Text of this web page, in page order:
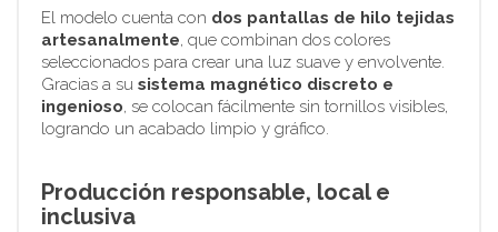
El modelo cuenta con dos pantallas de hilo tejidas
artesanalmente, que combinan dos colores
seleccionados para crear una luz suave y envolvente.
Gracias a su sistema magnético discreto e
ingenioso, se colocan fácilmente sin tornillos visibles,
logrando un acabado limpio y gráfico.
Producción responsable, local e
inclusiva